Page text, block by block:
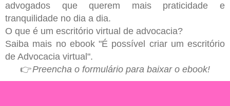
advogados que querem mais praticidade e
tranquilidade no dia a dia.
O que é um escritório virtual de advocacia?
Saiba mais no ebook "É possível criar um escritório
de Advocacia virtual".
👉Preencha o formulário para baixar o ebook!